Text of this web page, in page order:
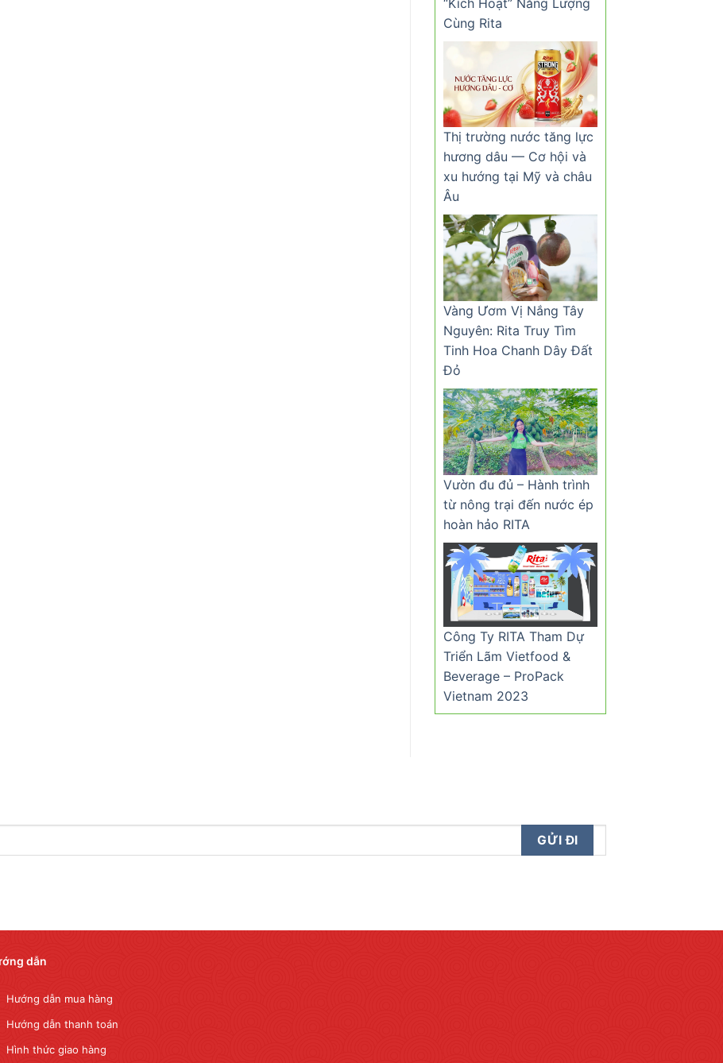
“Kích Hoạt” Năng Lượng
Cùng Rita
Thị trường nước tăng lực
hương dâu — Cơ hội và
xu hướng tại Mỹ và châu
Âu
Vàng Ươm Vị Nắng Tây
Nguyên: Rita Truy Tìm
Tinh Hoa Chanh Dây Đất
Đỏ
Vườn đu đủ – Hành trình
từ nông trại đến nước ép
hoàn hảo RITA
Công Ty RITA Tham Dự
Triển Lãm Vietfood &
Beverage – ProPack
Vietnam 2023
dẫn
Hướng dẫn mua hàng
Hướng dẫn thanh toán
Hình thức giao hàng